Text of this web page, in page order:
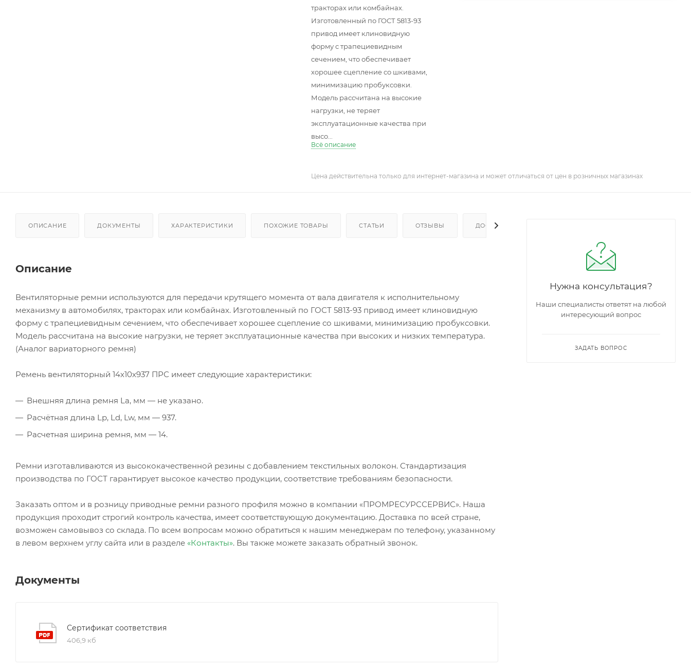
тракторах или комбайнах.
Изготовленный по ГОСТ 5813-93
привод имеет клиновидную
форму с трапециевидным
сечением, что обеспечивает
хорошее сцепление со шкивами,
минимизацию пробуксовки.
Модель рассчитана на высокие
нагрузки, не теряет
эксплуатационные качества при
высо...
Всё описание
Цена действительна только для интернет-магазина и может отличаться от цен в розничных магазинах
ОПИСАНИЕ ДОКУМЕНТЫ ХАРАКТЕРИСТИКИ ПОХОЖИЕ ТОВАРЫ СТАТЬИ ОТЗЫВЫ ДОСТАВКА И ОПЛАТА
Описание
Вентиляторные ремни используются для передачи крутящего момента от вала двигателя к исполнительному
механизму в автомобилях, тракторах или комбайнах. Изготовленный по ГОСТ 5813-93 привод имеет клиновидную
форму с трапециевидным сечением, что обеспечивает хорошее сцепление со шкивами, минимизацию пробуксовки.
Модель рассчитана на высокие нагрузки, не теряет эксплуатационные качества при высоких и низких температура.
(Аналог вариаторного ремня)
Ремень вентиляторный 14х10х937 ПРС имеет следующие характеристики:
Внешняя длина ремня La, мм — не указано.
Расчётная длина Lp, Ld, Lw, мм — 937.
Расчетная ширина ремня, мм — 14.
Ремни изготавливаются из высококачественной резины с добавлением текстильных волокон. Стандартизация
производства по ГОСТ гарантирует высокое качество продукции, соответствие требованиям безопасности.
Заказать оптом и в розницу приводные ремни разного профиля можно в компании «ПРОМРЕСУРССЕРВИС». Наша
продукция проходит строгий контроль качества, имеет соответствующую документацию. Доставка по всей стране,
возможен самовывоз со склада. По всем вопросам можно обратиться к нашим менеджерам по телефону, указанному
в левом верхнем углу сайта или в разделе «Контакты». Вы также можете заказать обратный звонок.
Документы
Сертификат соответствия
406,9 кб
Нужна консультация?
Наши специалисты ответят на любой
интересующий вопрос
ЗАДАТЬ ВОПРОС